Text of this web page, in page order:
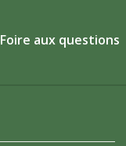
Foire aux questions